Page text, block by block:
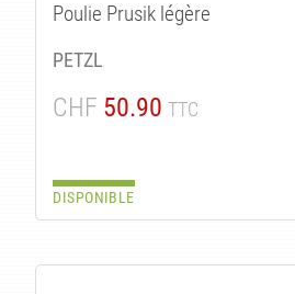
Poulie Prusik légère
PETZL
CHF 50.90 TTC
DISPONIBLE